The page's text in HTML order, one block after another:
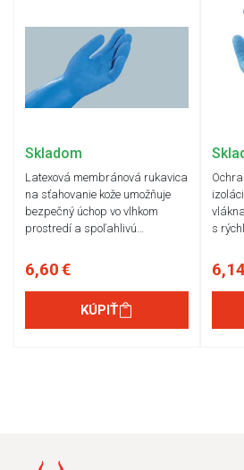
Skladom
Latexová membránová rukavica
na sťahovanie kože umožňuje
bezpečný úchop vo vlhkom
prostredí a spoľahlivú…
6,60 €
KÚPIŤ
s